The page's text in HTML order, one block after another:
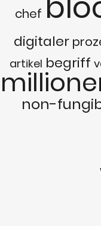
chef
digitaler
artikel begriff
non-